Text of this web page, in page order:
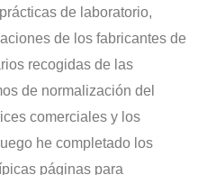
de laboratorio,
de los fabricantes de
recogidas de las
de normalización del
comerciales y los
he completado los
páginas para